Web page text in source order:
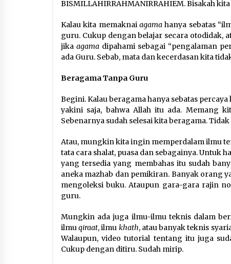
BISMILLAHIRRAHMANIRRAHIEM. Bisakah
Kalau kita memaknai agamahanya sebatas
guru. Cukup dengan belajar secara otodidak,
jikaagama dipahami sebagai “pengalaman
ada Guru. Sebab, mata dan kecerdasan kita
Beragama Tanpa Guru
Begini. Kalau beragama hanya sebatas
yakini saja, bahwa Allah itu ada. Memang
Sebenarnya sudah selesai kita beragama.
Atau, mungkin kita ingin memperdalam ilmu
tata cara shalat, puasa dan sebagainya. Untuk
yang tersedia yang membahas itu sudah
aneka mazhab dan pemikiran. Banyak orang
mengoleksi buku. Ataupun gara-gara rajin
guru.
Mungkin ada juga ilmu-ilmu teknis dalam
ilmuqiraat, ilmu khath, atau banyak teknis
Walaupun, video tutorial tentang itu juga
Cukup dengan ditiru. Sudah mirip.